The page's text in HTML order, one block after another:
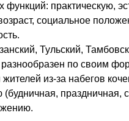
функций: практическую,
социальное
Тульский,
разнообразен по своим
из-за набегов
праздничная,